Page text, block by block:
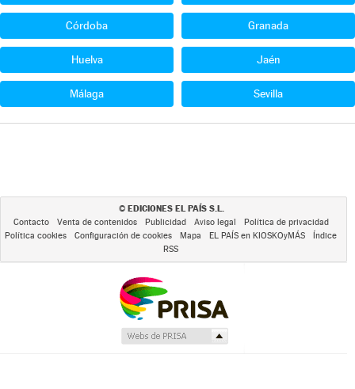
Córdoba Granada
Huelva Jaén
Málaga Sevilla
© EDICIONES EL PAÍS S.L.
Contacto Venta de contenidos Publicidad Aviso legal
Política de privacidad
Política cookies
Configuración de cookies Mapa EL PAÍS en KIOSKOyMÁS
Índice
RSS